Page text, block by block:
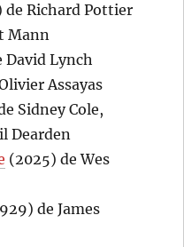
de Richard Pottier
Mann
David Lynch
Assayas
Sidney Cole,
Dearden
(2025) de Wes
de James